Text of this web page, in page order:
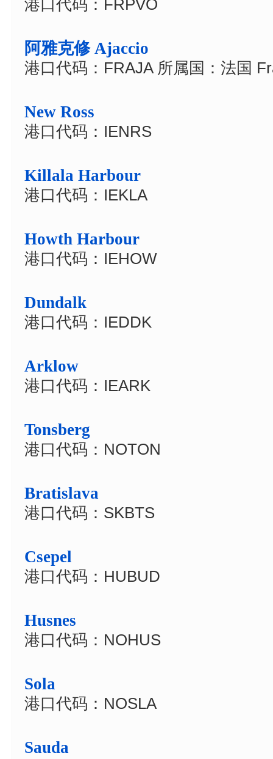
港口代码：FRPVO
阿雅克修 Ajaccio
港口代码：FRAJA 所属国：法国
New Ross
港口代码：IENRS
Killala Harbour
港口代码：IEKLA
Howth Harbour
港口代码：IEHOW
Dundalk
港口代码：IEDDK
Arklow
港口代码：IEARK
Tonsberg
港口代码：NOTON
Bratislava
港口代码：SKBTS
Csepel
港口代码：HUBUD
Husnes
港口代码：NOHUS
Sola
港口代码：NOSLA
Sauda